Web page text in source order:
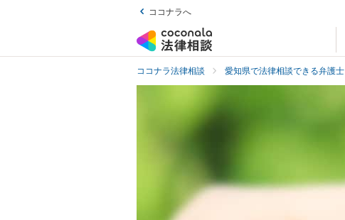
ココナラへ
ココナラ法律相談 愛知県で法律相談できる弁護士